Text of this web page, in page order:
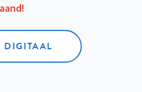
DIGITAAL